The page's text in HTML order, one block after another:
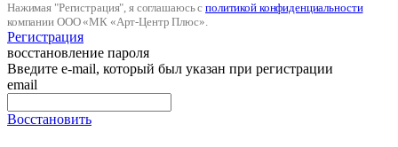
Нажимая "Регистрация", я соглашаюсь сполитикой конфиденциальности
компании ООО «МК «Арт-Центр Плюс».
Регистрация
восстановление пароля
Введите e-mail, который был указан при регистрации
email
Восстановить